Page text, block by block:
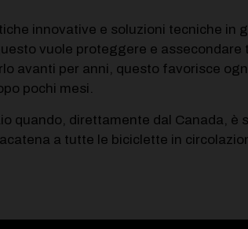
innovative e soluzioni tecniche in
vuole proteggere e assecondare
avanti per anni, questo favorisce
pochi mesi.
quando, direttamente dal Canada, è
a tutte le biciclette in